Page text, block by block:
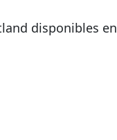
disponibles en